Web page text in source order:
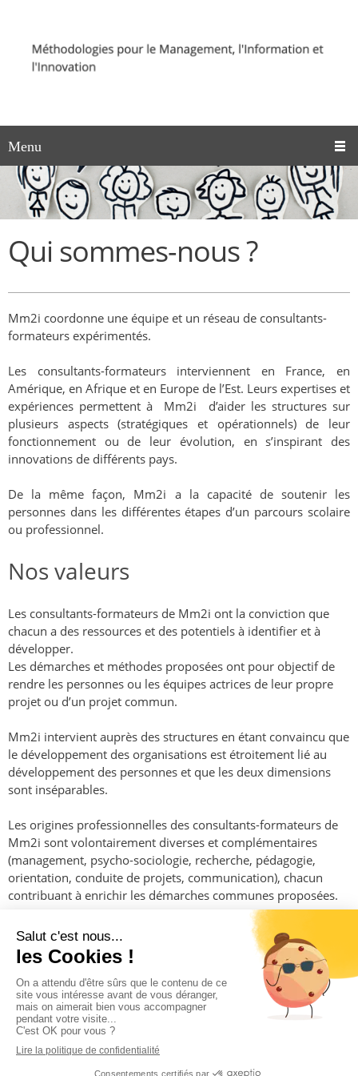
Menu
Qui sommes-nous ?
Mm2i coordonne une équipe et un réseau de consultants-
formateurs expérimentés.
Les consultants-formateurs interviennent en France, en
Amérique, en Afrique et en Europe de l’Est. Leurs expertises et
expériences permettent à Mm2i d’aider les structures sur
plusieurs aspects (stratégiques et opérationnels) de leur
fonctionnement ou de leur évolution, en s’inspirant des
innovations de différents pays.
De la même façon, Mm2i a la capacité de soutenir les
personnes dans les différentes étapes d’un parcours scolaire
ou professionnel.
Nos valeurs
Les consultants-formateurs de Mm2i ont la conviction que
chacun a des ressources et des potentiels à identifier et à
développer.
Les démarches et méthodes proposées ont pour objectif de
rendre les personnes ou les équipes actrices de leur propre
projet ou d’un projet commun.
Mm2i intervient auprès des structures en étant convaincu que
le développement des organisations est étroitement lié au
développement des personnes et que les deux dimensions
sont inséparables.
Les origines professionnelles des consultants-formateurs de
Mm2i sont volontairement diverses et complémentaires
(management, psycho-sociologie, recherche, pédagogie,
orientation, conduite de projets, communication), chacun
contribuant à enrichir les démarches communes proposées.
Copyright © Potentialis 2019 - 2025
Mentions légales et politique de confidentialité